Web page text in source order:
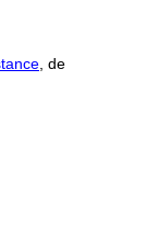
, de